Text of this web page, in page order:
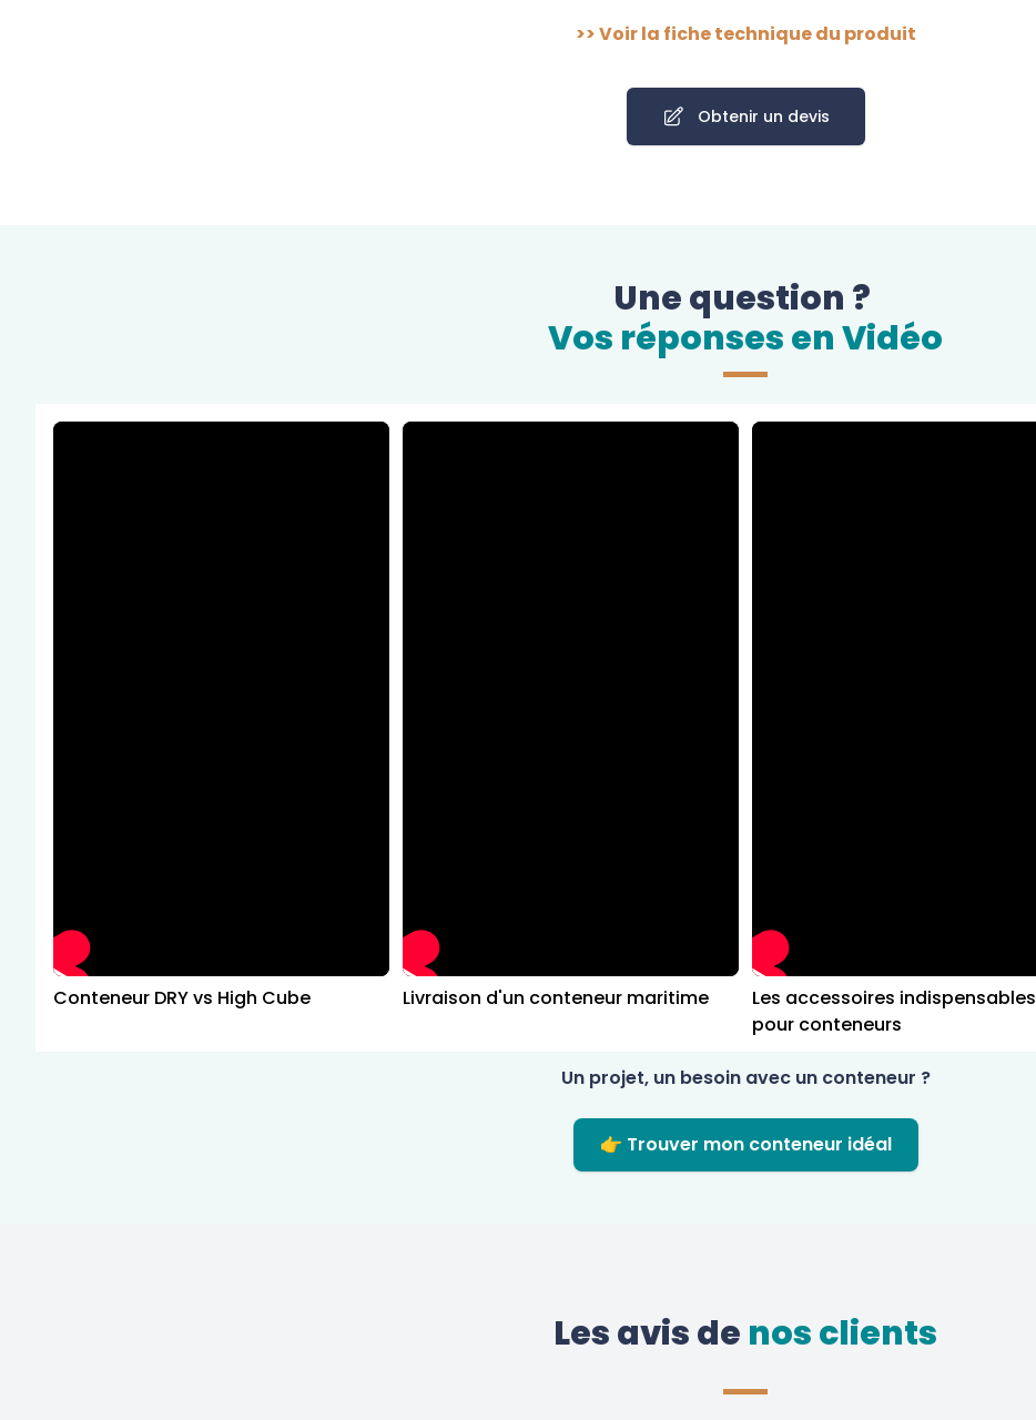
>>Voir la fiche technique du produit
Obtenir un devis
Une question ?
Vos réponses en Vidéo
Conteneur DRY vs High Cube Livraison d'un conteneur maritime
Les accessoires indispensables
pour conteneurs
Un projet, un besoin avec un conteneur ?
👉 Trouver mon conteneur idéal
Les avis de nos clients